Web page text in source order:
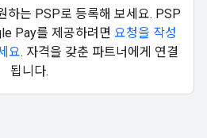
하는 PSP로 등록해 보세요. PSP
Pay를 제공하려면 요청을 작성
요. 자격을 갖춘 파트너에게 연결
됩니다.